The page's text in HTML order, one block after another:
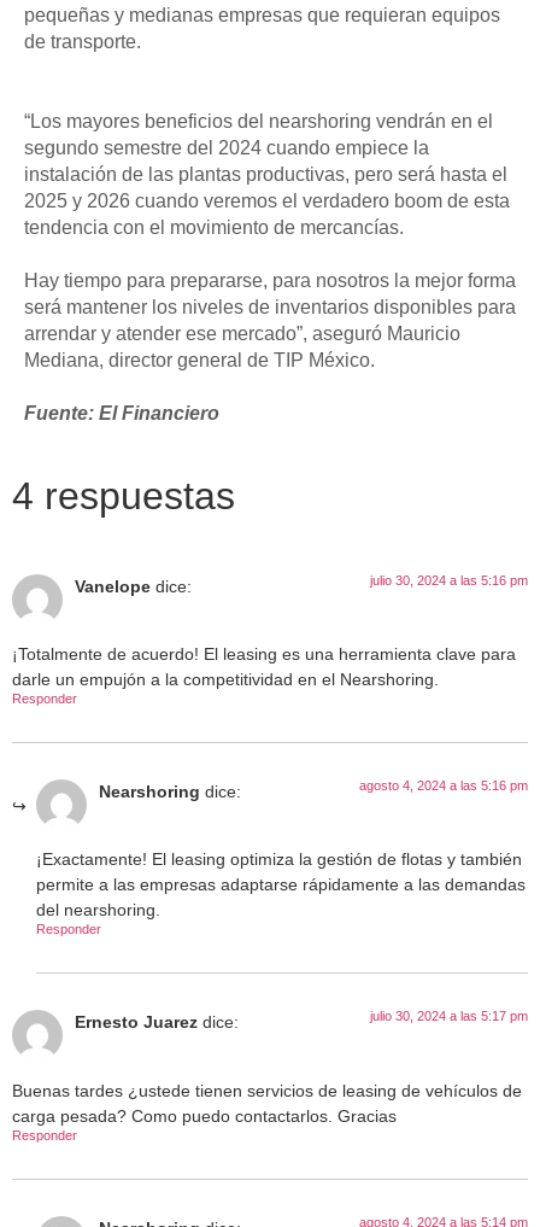
pequeñas y medianas empresas que requieran equipos
de transporte.
“Los mayores beneficios del nearshoring vendrán en el
segundo semestre del 2024 cuando empiece la
instalación de las plantas productivas, pero será hasta el
2025 y 2026 cuando veremos el verdadero boom de esta
tendencia con el movimiento de mercancías.
Hay tiempo para prepararse, para nosotros la mejor forma
será mantener los niveles de inventarios disponibles para
arrendar y atender ese mercado”, aseguró Mauricio
Mediana, director general de TIP México.
Fuente: El Financiero
4 respuestas
Vanelope dice: julio 30, 2024 a las 5:16 pm
¡Totalmente de acuerdo! El leasing es una herramienta clave para
darle un empujón a la competitividad en el Nearshoring.
Responder
Nearshoring dice: agosto 4, 2024 a las 5:16 pm
¡Exactamente! El leasing optimiza la gestión de flotas y también
permite a las empresas adaptarse rápidamente a las demandas
del nearshoring.
Responder
Ernesto Juarez dice: julio 30, 2024 a las 5:17 pm
Buenas tardes ¿ustede tienen servicios de leasing de vehículos de
carga pesada? Como puedo contactarlos. Gracias
Responder
agosto 4, 2024 a las 5:14 pm